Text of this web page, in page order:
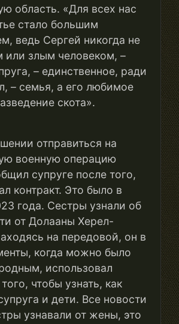
область. «Для всех нас
стало большим
ведь Сергей никогда не
или злым человеком, –
– единственное, ради
– семья, а его любимое
скота».
отправиться на
военную операцию
супруге после того,
контракт. Это было в
года. Сестры узнали об
от Долааны Херел-
на передовой, он в
когда можно было
использовал
чтобы узнать, как
и дети. Все новости
узнавали от жены, это